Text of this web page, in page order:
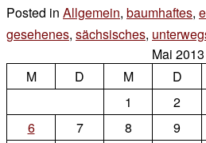
Posted in Allgemein, baumhaftes,
gesehenes, sächsisches,
Mai 2013
M
D M D
1
2
6
7 8 9